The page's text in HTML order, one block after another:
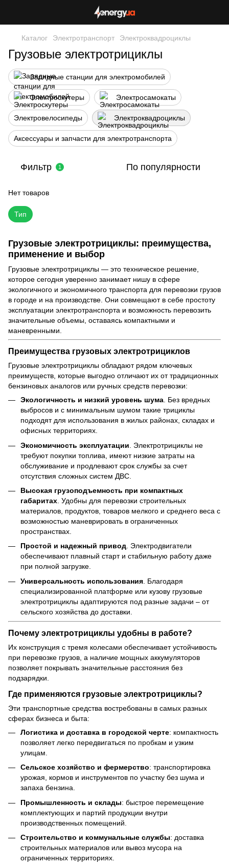
Каталог Электротранспорт Электроквадроциклы
Грузовые электротрициклы
Зарядные станции для электромобилей
Электроскутеры Электросамокаты
Электровелосипеды Электроквадроциклы
Аксессуары и запчасти для электротранспорта
Фильтр 1 По популярности
Нет товаров
Грузовые электротрициклы: преимущества,
применение и выбор
Грузовые электротрициклы — это техническое решение,
которое сегодня уверенно занимает нишу в сфере
экологичного и экономичного транспорта для перевозки грузов
в городе и на производстве. Они совмещают в себе простоту
эксплуатации электротранспорта и возможность перевозить
значительные объемы, оставаясь компактными и
маневренными.
Преимущества грузовых электротрициклов
Грузовые электротрициклы обладают рядом ключевых
преимуществ, которые выгодно отличают их от традиционных
бензиновых аналогов или ручных средств перевозки:
Экологичность и низкий уровень шума . Без вредных
выбросов и с минимальным шумом такие трициклы
подходят для использования в жилых районах, складах и
офисных территориях.
Экономичность эксплуатации . Электротрициклы не
требуют покупки топлива, имеют низкие затраты на
обслуживание и продлевают срок службы за счет
отсутствия сложных систем ДВС.
Высокая грузоподъемность при компактных
габаритах . Удобны для перевозки строительных
материалов, продуктов, товаров мелкого и среднего веса с
возможностью маневрировать в ограниченных
пространствах.
Простой и надежный привод. Электродвигатели
обеспечивают плавный старт и стабильную работу даже
при полной загрузке.
Универсальность использования . Благодаря
специализированной платформе или кузову грузовые
электротрициклы адаптируются под разные задачи – от
сельского хозяйства до доставки.
Почему электротрициклы удобны в работе?
Их конструкция с тремя колесами обеспечивает устойчивость
при перевозке грузов, а наличие мощных аккумуляторов
позволяет покрывать значительные расстояния без
подзарядки.
Где применяются грузовые электротрициклы?
Эти транспортные средства востребованы в самых разных
сферах бизнеса и быта:
Логистика и доставка в городской черте: компактность
позволяет легко передвигаться по пробкам и узким
улицам.
Сельское хозяйство и фермерство: транспортировка
урожая, кормов и инструментов по участку без шума и
запаха бензина.
Промышленность и склады: быстрое перемещение
комплектующих и партий продукции внутри
производственных помещений.
Строительство и коммунальные службы: доставка
строительных материалов или вывоз мусора на
ограниченных территориях.
Тип